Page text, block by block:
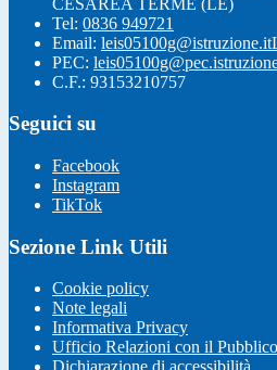
Tel: 0836 949721
Email: leis05100g@istruzione.it
PEC:
C.F.: 93153210757
Seguici su
Facebook
Instagram
TikTok
Sezione Link Utili
Cookie policy
Note legali
Informativa Privacy
Ufficio Relazioni con il Pubblico